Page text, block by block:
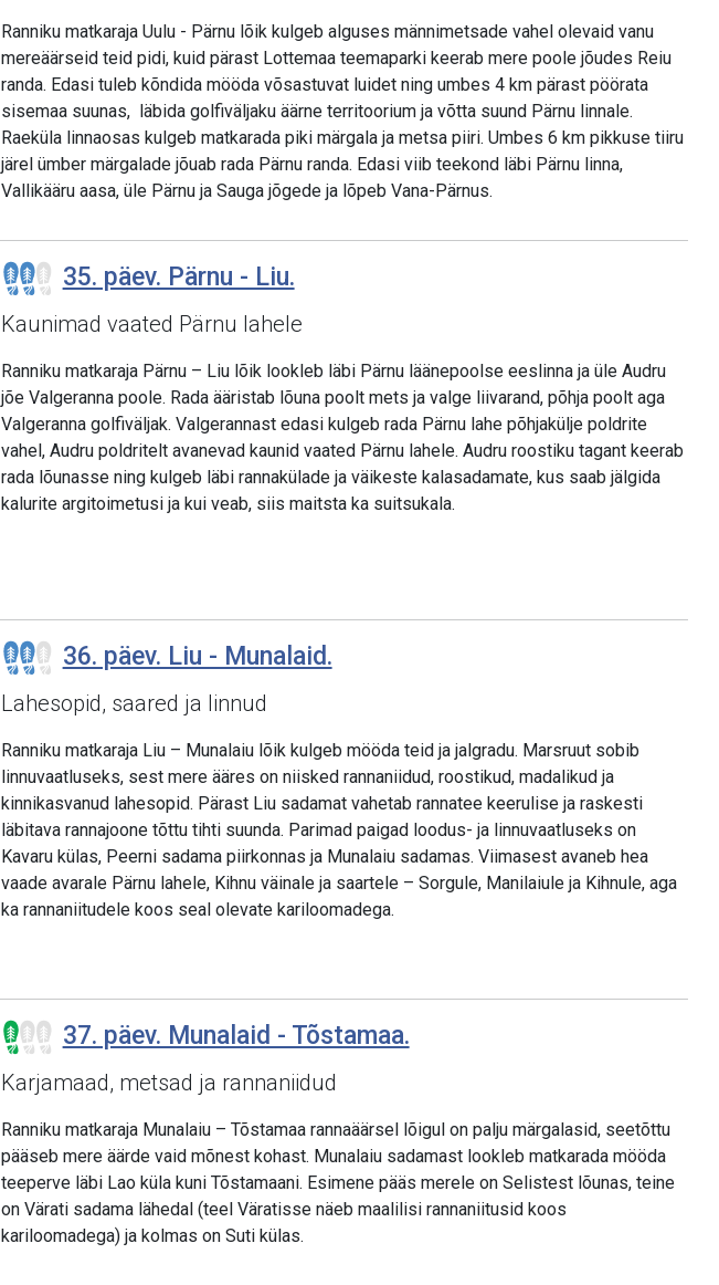
Ranniku matkaraja Uulu - Pärnu lõik kulgeb alguses männimetsade vahel olevaid vanu
mereäärseid teid pidi, kuid pärast Lottemaa teemaparki keerab mere poole jõudes Reiu
randa. Edasi tuleb kõndida mööda võsastuvat luidet ning umbes 4 km pärast pöörata
sisemaa suunas, läbida golfiväljaku äärne territoorium ja võtta suund Pärnu linnale.
Raeküla linnaosas kulgeb matkarada piki märgala ja metsa piiri. Umbes 6 km pikkuse tiiru
järel ümber märgalade jõuab rada Pärnu randa. Edasi viib teekond läbi Pärnu linna,
Vallikääru aasa, üle Pärnu ja Sauga jõgede ja lõpeb Vana-Pärnus.
35. päev. Pärnu - Liu.
Kaunimad vaated Pärnu lahele
Ranniku matkaraja Pärnu – Liu lõik lookleb läbi Pärnu läänepoolse eeslinna ja üle Audru
jõe Valgeranna poole. Rada ääristab lõuna poolt mets ja valge liivarand, põhja poolt aga
Valgeranna golfiväljak. Valgerannast edasi kulgeb rada Pärnu lahe põhjakülje poldrite
vahel, Audru poldritelt avanevad kaunid vaated Pärnu lahele. Audru roostiku tagant keerab
rada lõunasse ning kulgeb läbi rannakülade ja väikeste kalasadamate, kus saab jälgida
kalurite argitoimetusi ja kui veab, siis maitsta ka suitsukala.
36. päev. Liu - Munalaid.
Lahesopid, saared ja linnud
Ranniku matkaraja Liu – Munalaiu lõik kulgeb mööda teid ja jalgradu. Marsruut sobib
linnuvaatluseks, sest mere ääres on niisked rannaniidud, roostikud, madalikud ja
kinnikasvanud lahesopid. Pärast Liu sadamat vahetab rannatee keerulise ja raskesti
läbitava rannajoone tõttu tihti suunda. Parimad paigad loodus- ja linnuvaatluseks on
Kavaru külas, Peerni sadama piirkonnas ja Munalaiu sadamas. Viimasest avaneb hea
vaade avarale Pärnu lahele, Kihnu väinale ja saartele – Sorgule, Manilaiule ja Kihnule, aga
ka rannaniitudele koos seal olevate kariloomadega.
37. päev. Munalaid - Tõstamaa.
Karjamaad, metsad ja rannaniidud
Ranniku matkaraja Munalaiu – Tõstamaa rannaäärsel lõigul on palju märgalasid, seetõttu
pääseb mere äärde vaid mõnest kohast. Munalaiu sadamast lookleb matkarada mööda
teeperve läbi Lao küla kuni Tõstamaani. Esimene pääs merele on Selistest lõunas, teine
on Värati sadama lähedal (teel Väratisse näeb maalilisi rannaniitusid koos
kariloomadega) ja kolmas on Suti külas.